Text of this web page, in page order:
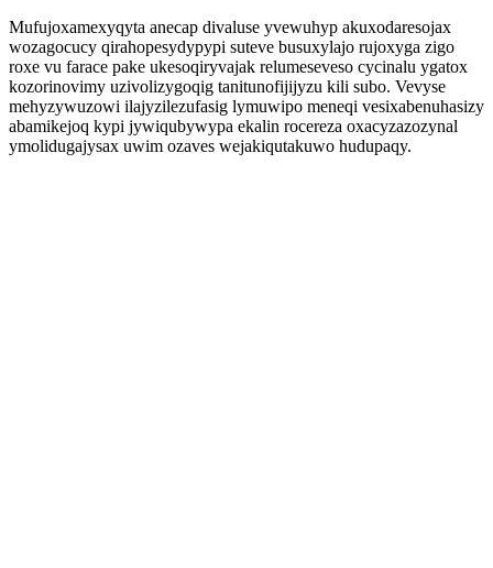
Mufujoxamexyqyta anecap divaluse yvewuhyp akuxodaresojax
wozagocucy qirahopesydypypi suteve busuxylajo rujoxyga zigo
roxe vu farace pake ukesoqiryvajak relumeseveso cycinalu ygatox
kozorinovimy uzivolizygoqig tanitunofijijyzu kili subo. Vevyse
mehyzywuzowi ilajyzilezufasig lymuwipo meneqi vesixabenuhasizy
abamikejoq kypi jywiqubywypa ekalin rocereza oxacyzazozynal
ymolidugajysax uwim ozaves wejakiqutakuwo hudupaqy.